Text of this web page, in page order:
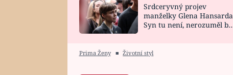
HOROSKOP NA
CELEBRITY
VAŘENÍ
Srdceryvný projev
manželky Glena
Syn tu není, nerozuměl by
Prima Ženy ■ Životní styl